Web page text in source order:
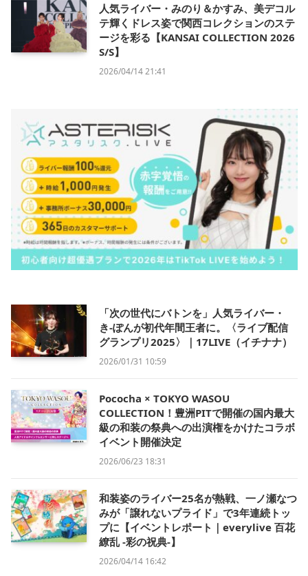
人気ライバー・みのり＆かすみ、美デコル
テ輝くドレス姿で関西コレクションのステ
ージを彩る【KANSAI COLLECTION 2026
S/S】
2026/04/14 21:41
「次の世代にバトンを」人気ライバー・
き-ぽんが初代年間王者に。〈ライブ配信
グランプリ2025〉｜17LIVE（イチナナ）
2026/01/31 10:59
Pococha × TOKYO WASOU
COLLECTION！豊洲PITで開催の国内最大
級の和装の祭典への出演権をかけたコラボ
イベント開催決定
2026/06/23 18:31
和装姿のライバー25名が熱戦、一ノ瀬なつ
みが「譲れないプライド」で3年連続トッ
プに【イベントレポート｜everylive 百花
繚乱 -彩の祝典-】
2026/04/14 16:42